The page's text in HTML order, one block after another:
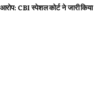
CBI स्पेशल कोर्ट ने जारी किया